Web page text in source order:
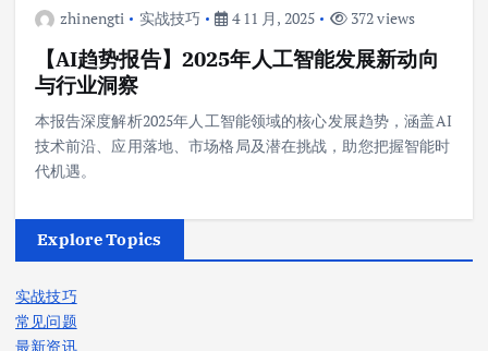
zhinengti 实战技巧 4 11 月, 2025 372 views
【AI趋势报告】2025年人工智能发展新动向
与行业洞察
本报告深度解析2025年人工智能领域的核心发展趋势，涵盖AI
技术前沿、应用落地、市场格局及潜在挑战，助您把握智能时
代机遇。
Explore Topics
实战技巧
常见问题
最新资讯